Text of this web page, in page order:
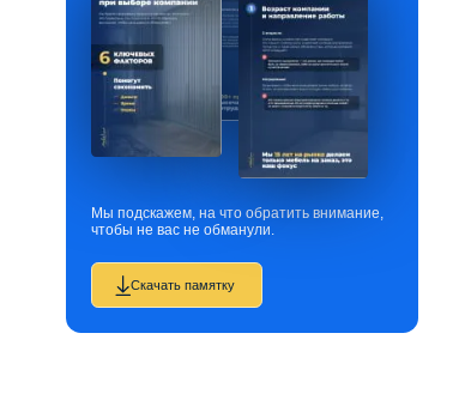
Мы подскажем, на что обратить внимание,
чтобы не вас не обманули.
Скачать памятку